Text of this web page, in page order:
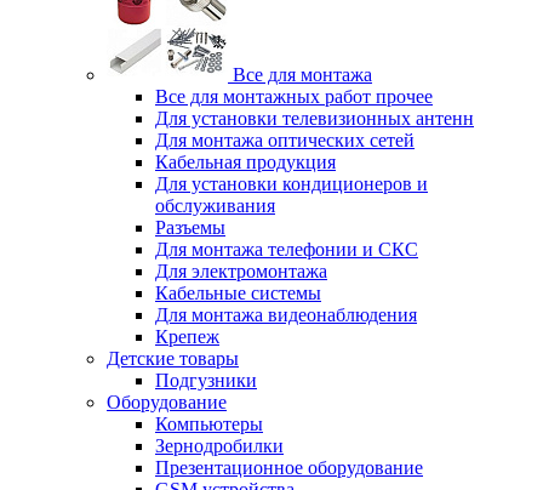
Все для монтажа
Все для монтажных работ прочее
Для установки телевизионных антенн
Для монтажа оптических сетей
Кабельная продукция
Для установки кондиционеров и
обслуживания
Разъемы
Для монтажа телефонии и СКС
Для электромонтажа
Кабельные системы
Для монтажа видеонаблюдения
Крепеж
Детские товары
Подгузники
Оборудование
Компьютеры
Зернодробилки
Презентационное оборудование